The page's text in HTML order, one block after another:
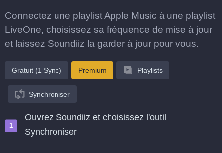
Connectez une playlist Apple Music à une playlist
LiveOne, choisissez sa fréquence de mise à jour
et laissez Soundiiz la garder à jour pour vous.
Gratuit (1 Sync) Premium Playlists
Synchroniser
Ouvrez Soundiiz et choisissez l'outil
Synchroniser